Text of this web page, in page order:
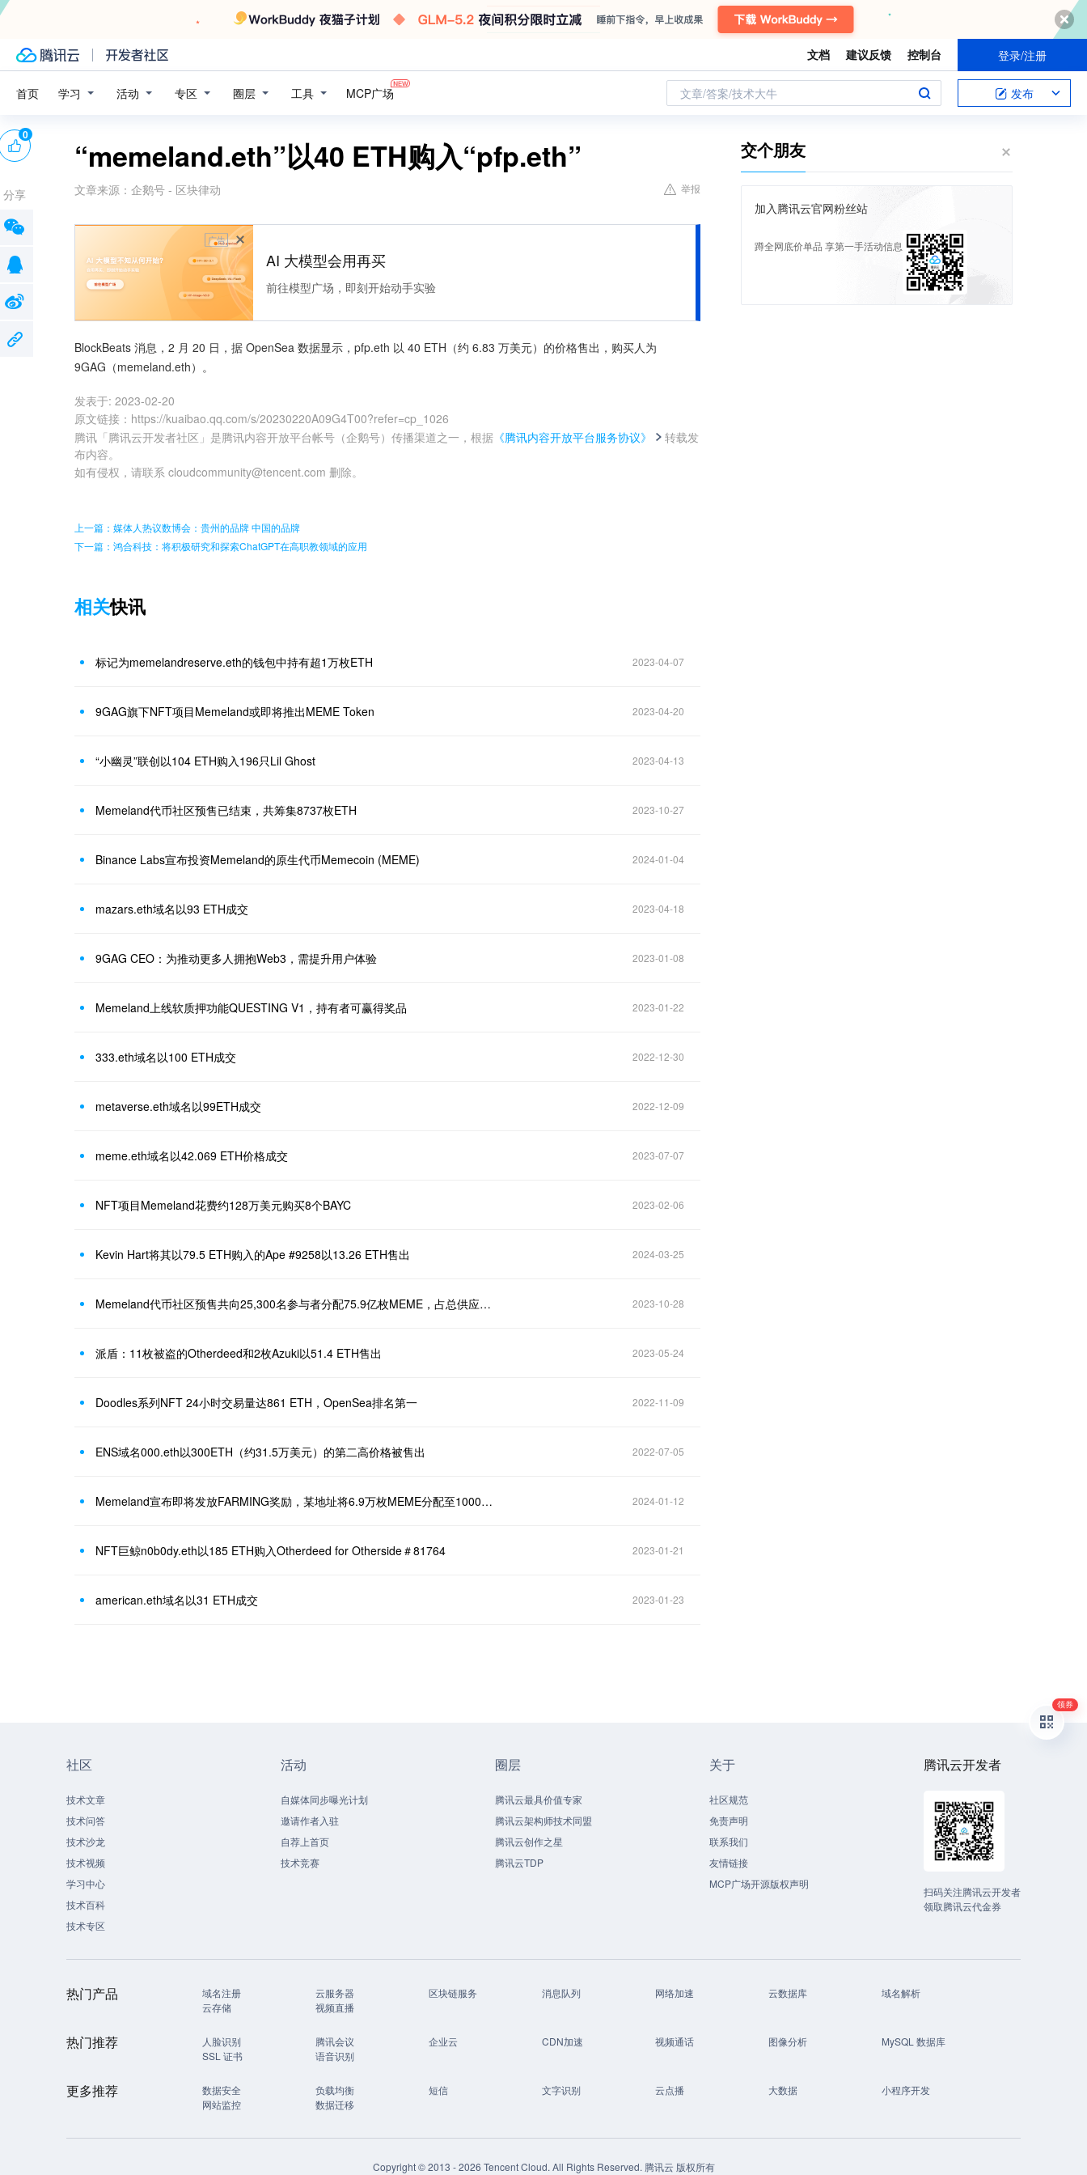
文档 建议反馈 控制台 登录/注册
首页 学习 活动 专区 圈层 工具 MCP广场 文章/答案/技术大牛 发布
“memeland.eth”以40 ETH购入“pfp.eth”
文章来源： 企鹅号 - 区块律动 举报
广告
AI 大模型会用再买
前往模型广场，即刻开始动手实验
BlockBeats 消息，2 月 20 日，据 OpenSea 数据显示，pfp.eth 以 40 ETH（约 6.83 万美元）的价格售出，购买人为
9GAG（memeland.eth）。
发表于: 2023-02-20
原文链接 ： https://kuaibao.qq.com/s/20230220A09G4T00?refer=cp_1026
腾讯「腾讯云开发者社区」是腾讯内容开放平台帐号（企鹅号）传播渠道之一，根据 《腾讯内容开放平台服务协议》
转载发
布内容。
如有侵权，请联系 cloudcommunity@tencent.com 删除。
0
分享
上一篇：媒体人热议数博会：贵州的品牌 中国的品牌
下一篇：鸿合科技：将积极研究和探索ChatGPT在高职教领域的应用
相关快讯
标记为memelandreserve.eth的钱包中持有超1万枚ETH 2023-04-07
9GAG旗下NFT项目Memeland或即将推出MEME Token 2023-04-20
“小幽灵”联创以104 ETH购入196只Lil Ghost 2023-04-13
Memeland代币社区预售已结束，共筹集8737枚ETH 2023-10-27
Binance Labs宣布投资Memeland的原生代币Memecoin (MEME) 2024-01-04
mazars.eth域名以93 ETH成交 2023-04-18
9GAG CEO：为推动更多人拥抱Web3，需提升用户体验 2023-01-08
Memeland上线软质押功能QUESTING V1，持有者可赢得奖品 2023-01-22
333.eth域名以100 ETH成交 2022-12-30
metaverse.eth域名以99ETH成交 2022-12-09
meme.eth域名以42.069 ETH价格成交 2023-07-07
NFT项目Memeland花费约128万美元购买8个BAYC 2023-02-06
Kevin Hart将其以79.5 ETH购入的Ape #9258以13.26 ETH售出 2024-03-25
Memeland代币社区预售共向25,300名参与者分配75.9亿枚MEME，占总供应量11% 2023-10-28
派盾：11枚被盗的Otherdeed和2枚Azuki以51.4 ETH售出 2023-05-24
Doodles系列NFT 24小时交易量达861 ETH，OpenSea排名第一 2022-11-09
ENS域名000.eth以300ETH（约31.5万美元）的第二高价格被售出 2022-07-05
Memeland宣布即将发放FARMING奖励，某地址将6.9万枚MEME分配至1000个地址 2024-01-12
NFT巨鲸n0b0dy.eth以185 ETH购入Otherdeed for Otherside＃81764 2023-01-21
american.eth域名以31 ETH成交 2023-01-23
交个朋友
加入腾讯云官网粉丝站
蹲全网底价单品 享第一手活动信息
社区
技术文章
技术问答
技术沙龙
技术视频
学习中心
技术百科
技术专区
活动
自媒体同步曝光计划
邀请作者入驻
自荐上首页
技术竞赛
圈层
腾讯云最具价值专家
腾讯云架构师技术同盟
腾讯云创作之星
腾讯云TDP
关于
社区规范
免责声明
联系我们
友情链接
MCP广场开源版权声明
腾讯云开发者
扫码关注腾讯云开发者
领取腾讯云代金券
热门产品 域名注册 云服务器 区块链服务 消息队列 网络加速 云数据库
域名解析
云存储
视频直播
热门推荐 人脸识别 腾讯会议 企业云 CDN加速 视频通话 图像分析
MySQL 数据库
SSL 证书
语音识别
更多推荐 数据安全 负载均衡 短信 文字识别 云点播 大数据
小程序开发
网站监控
数据迁移
Copyright © 2013 -2026 Tencent Cloud. All Rights Reserved. 腾讯云 版权所有
领券